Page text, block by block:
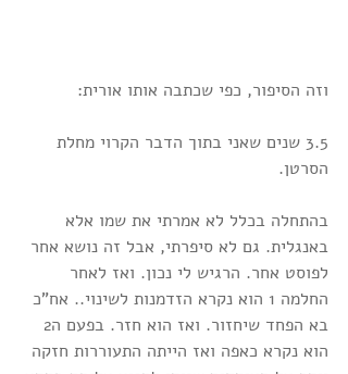
וזה הסיפור, כפי שכתבה אותו אורית:
3.5 שנים שאני בתוך הדבר הקרוי מחלת
הסרטן.
בהתחלה בכלל לא אמרתי את שמו אלא
באנגלית. גם לא סיפרתי, אבל זה נושא אחר
לפוסט אחר. הרגיש לי נכון. ואז לאחר
החלמה 1 הוא נקרא הזדמנות לשינוי.. אח"כ
הוא נקרא כאפה ואז הייתה התעוררות חזקה